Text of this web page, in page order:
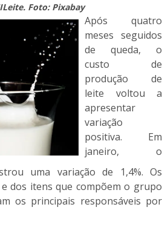
Foto: Pixabay
Após quatro
meses seguidos
de queda, o
custo de
produção de
leite voltou a
apresentar
variação
positiva. Em
janeiro, o
uma variação de 1,4%. Os
dos itens que compõem o grupo
os principais responsáveis por